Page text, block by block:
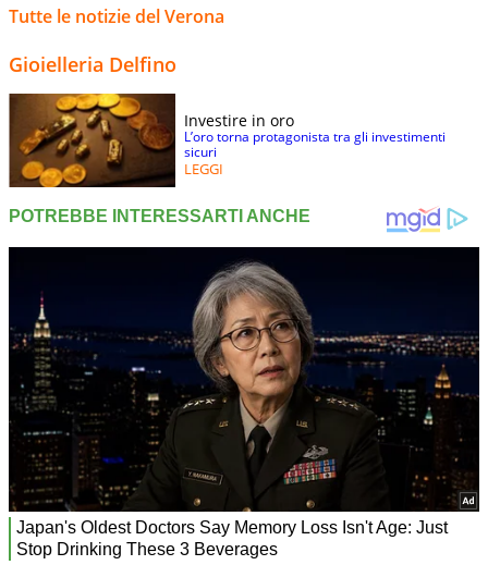
Tutte le notizie del Verona
Gioielleria Delfino
Investire in oro
L’oro torna protagonista tra gli investimenti
sicuri
LEGGI